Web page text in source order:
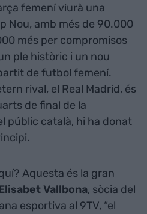
femení viurà una
Nou, amb més de 90.000
més per compromisos
ple històric i un nou
de futbol femení.
rival, el Real Madrid, és
de final de la
públic català, hi ha donat
Aquesta és la gran
Vallbona, sòcia del
esportiva al 9TV, “el